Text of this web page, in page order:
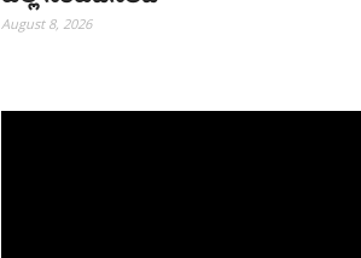
August 8, 2026